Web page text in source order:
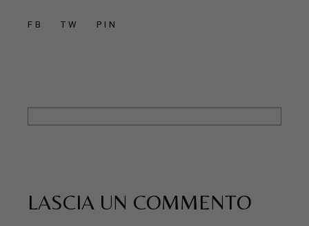
FB TW PIN
LASCIA UN COMMENTO